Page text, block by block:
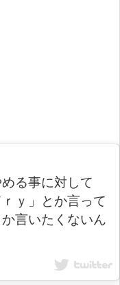
る事に対して
ｙ」とか言って
言いたくないん